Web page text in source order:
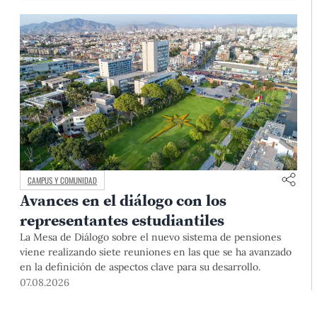
CAMPUS Y COMUNIDAD
Avances en el diálogo con los
representantes estudiantiles
La Mesa de Diálogo sobre el nuevo sistema de pensiones
viene realizando siete reuniones en las que se ha avanzado
en la definición de aspectos clave para su desarrollo.
07.08.2026